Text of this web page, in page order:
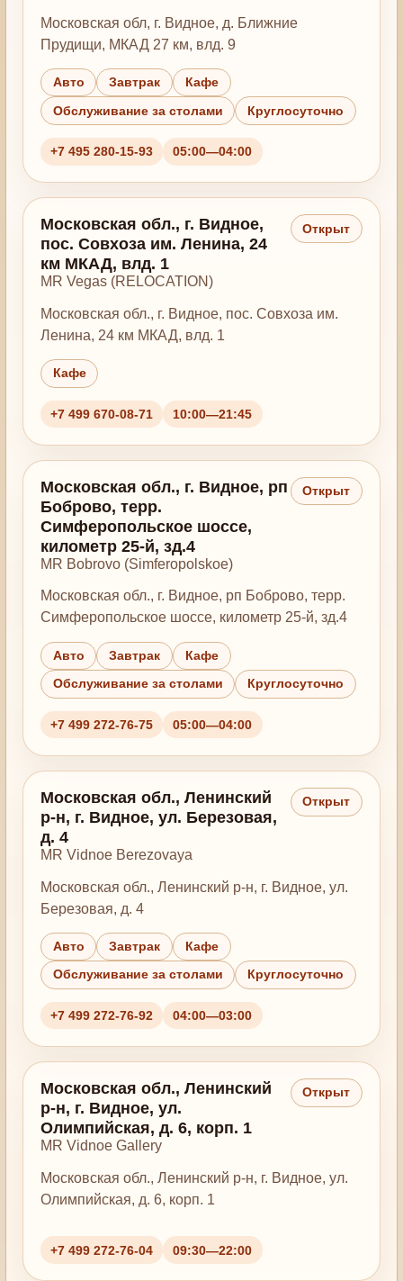
Московская обл, г. Видное, д. Ближние
Прудищи, МКАД 27 км, влд. 9
Авто Завтрак Кафе
Обслуживание за столами Круглосуточно
+7 495 280-15-93 05:00—04:00
Московская обл., г. Видное,
пос. Совхоза им. Ленина, 24
км МКАД, влд. 1
MR Vegas (RELOCATION)
Открыт
Московская обл., г. Видное, пос. Совхоза им.
Ленина, 24 км МКАД, влд. 1
Кафе
+7 499 670-08-71 10:00—21:45
Московская обл., г. Видное, рп
Боброво, терр.
Симферопольское шоссе,
километр 25-й, зд.4
MR Bobrovo (Simferopolskoe)
Открыт
Московская обл., г. Видное, рп Боброво, терр.
Симферопольское шоссе, километр 25-й, зд.4
Авто Завтрак Кафе
Обслуживание за столами Круглосуточно
+7 499 272-76-75 05:00—04:00
Московская обл., Ленинский
р-н, г. Видное, ул. Березовая,
д. 4
MR Vidnoe Berezovaya
Открыт
Московская обл., Ленинский р-н, г. Видное, ул.
Березовая, д. 4
Авто Завтрак Кафе
Обслуживание за столами Круглосуточно
+7 499 272-76-92 04:00—03:00
Московская обл., Ленинский
р-н, г. Видное, ул.
Олимпийская, д. 6, корп. 1
MR Vidnoe Gallery
Открыт
Московская обл., Ленинский р-н, г. Видное, ул.
Олимпийская, д. 6, корп. 1
+7 499 272-76-04 09:30—22:00